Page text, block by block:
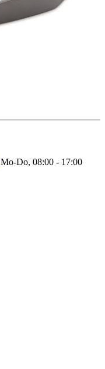
Mo-Do, 08:00 - 17:00